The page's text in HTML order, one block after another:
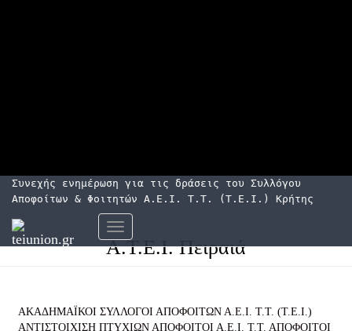
Συνεχής ενημέρωση για τις δράσεις του Συλλόγου
Αποφοίτων & Φοιτητών Α.Ε.Ι. Τ.Τ. (Τ.Ε.Ι.) Κρήτης
Εναλλαγή
πλοήγησης
Α.Τ.Ε.Ι. Πειραιά
ΑΚΑΔΗΜΑΪΚΟΙ ΣΥΛΛΟΓΟΙ ΑΠΟΦΟΙΤΩΝ Α.Ε.Ι. Τ.Τ. (Τ.Ε.Ι.)
ΑΝΤΙΣΤΟΙΧΙΣΗ ΠΤΥΧΙΩΝ ΑΠΟΦΟΙΤΟΙ Α.Ε.Ι. Τ.Τ. ΑΠΟΦΟΙΤΟΙ